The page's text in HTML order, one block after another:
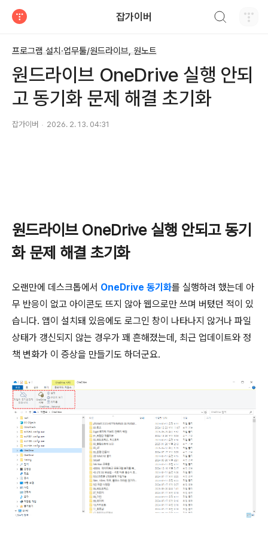
잡가이버
프로그램 설치·업무툴/원드라이브, 원노트
원드라이브 OneDrive 실행 안되
고 동기화 문제 해결 초기화
잡가이버 2026. 2. 13. 04:31
원드라이브 OneDrive 실행 안되고 동기
화 문제 해결 초기화
오랜만에 데스크톱에서 OneDrive 동기화를 실행하려 했는데 아
무 반응이 없고 아이콘도 뜨지 않아 웹으로만 쓰며 버텼던 적이 있
습니다. 앱이 설치돼 있음에도 로그인 창이 나타나지 않거나 파일
상태가 갱신되지 않는 경우가 꽤 흔해졌는데, 최근 업데이트와 정
책 변화가 이 증상을 만들기도 하더군요.